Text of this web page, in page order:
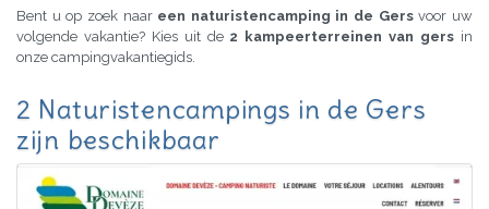
Bent u op zoek naar een naturistencamping in de Gersvoor uw
volgende vakantie? Kies uit de 2 kampeerterreinen van gers in
onze campingvakantiegids.
2 Naturistencampings in de Gers
zijn beschikbaar